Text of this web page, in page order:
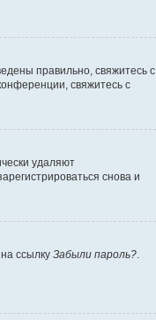
правильно, свяжитесь с
свяжитесь с
удаляют
снова и
ссылку Забыли пароль?